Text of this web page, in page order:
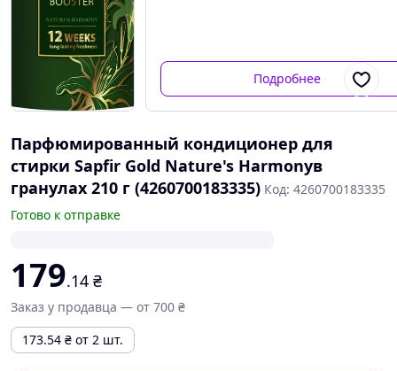
Подробнее
Парфюмированный кондиционер для
стирки Sapfir Gold Nature's Harmonyв
гранулах 210 г (4260700183335) Код: 4260700183335
Готово к отправке
179.14 ₴
Заказ у продавца — от 700 ₴
173.54 ₴ от 2 шт.